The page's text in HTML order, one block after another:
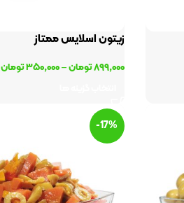
زیتون اسلایس ممتاز
۸۹۹,۰۰۰تومان–۳۵۰,۰۰۰تومان
-17%